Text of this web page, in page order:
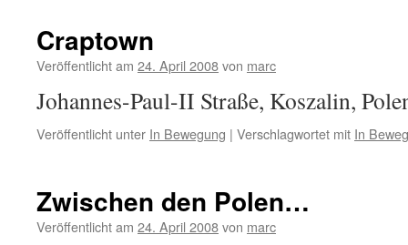
Craptown
Veröffentlicht am 24. April 2008von marc
Johannes-Paul-II Straße, Koszalin,
Veröffentlicht unter In Bewegung | Verschlagwortet mit In
Zwischen den Polen…
Veröffentlicht am 24. April 2008von marc